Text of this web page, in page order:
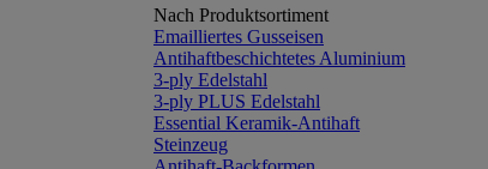
Nach Produktsortiment
Emailliertes Gusseisen
Antihaftbeschichtetes Aluminium
3-ply Edelstahl
3-ply PLUS Edelstahl
Essential Keramik-Antihaft
Steinzeug